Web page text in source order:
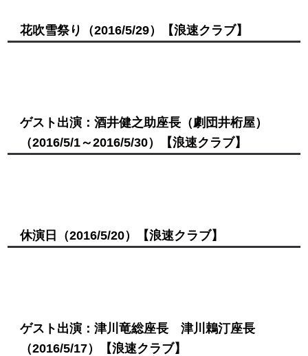
花吹雪祭り （2016/5/29） 【浪速クラブ】
ゲスト出演：酒井健之助座長（劇団井桁屋）
（2016/5/1～2016/5/30）
【浪速クラブ】
休演日 （2016/5/20） 【浪速クラブ】
ゲスト出演：津川竜総座長 津川鵣汀座長
（2016/5/17）
【浪速クラブ】